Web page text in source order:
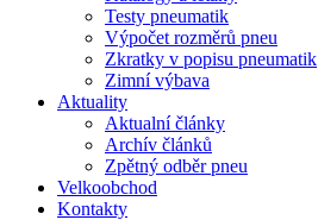
Testy pneumatik
Výpočet rozměrů pneu
Zkratky v popisu pneumatik
Zimní výbava
Aktuality
Aktualní články
Archív článků
Zpětný odběr pneu
Velkoobchod
Kontakty